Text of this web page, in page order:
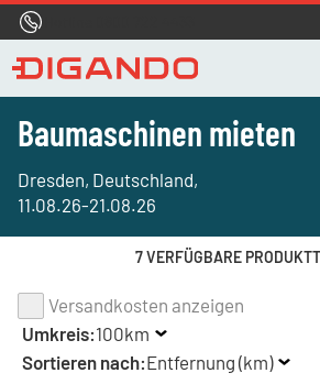
Baumaschinen mieten
Dresden, Deutschland,
11.08.26-21.08.26
7 VERFÜGBARE
Versandkosten anzeigen
Umkreis:100km
Sortieren nach:Entfernung (km)